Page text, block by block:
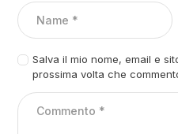
Salva il mio nome, email e
prossima volta che